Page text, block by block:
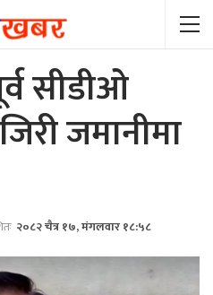
सीडीओ
जमानीमा
२०८२ चैत्र १७, मंगलवार १८:५८